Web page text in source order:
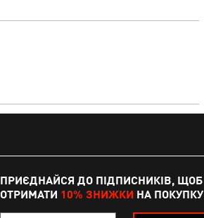
ПРИЄДНАЙСЯ ДО ПІДПИСНИКІВ, ЩОБ
ОТРИМАТИ 10% ЗНИЖКИ НА ПОКУПКУ